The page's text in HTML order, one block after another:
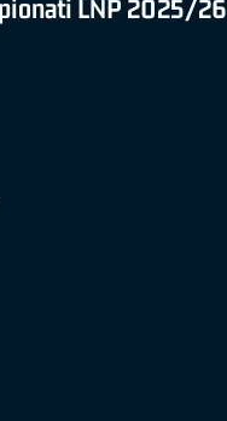
LNP 2025/26